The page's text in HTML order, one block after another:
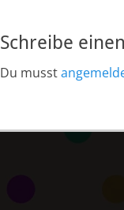
Schreibe
Du musst